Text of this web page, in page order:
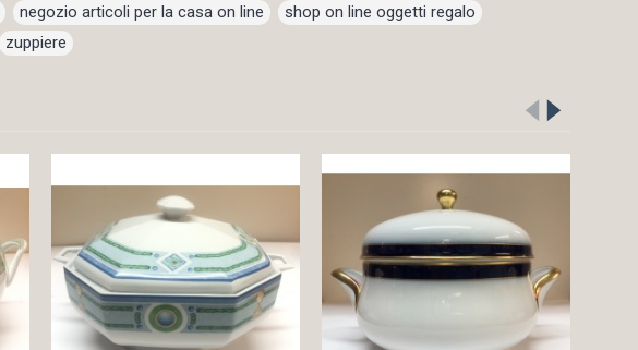
negozio articoli per la casa on line shop on line oggetti regalo
zuppiere